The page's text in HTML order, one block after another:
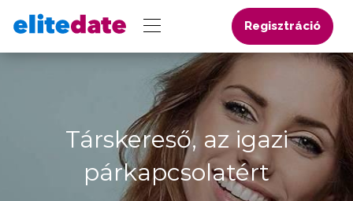
Regisztráció
Társkereső, az igazi
párkapcsolatért